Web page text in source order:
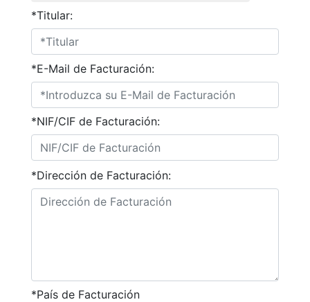
*Titular:
*E-Mail de Facturación:
*NIF/CIF de Facturación:
*Dirección de Facturación:
*País de Facturación